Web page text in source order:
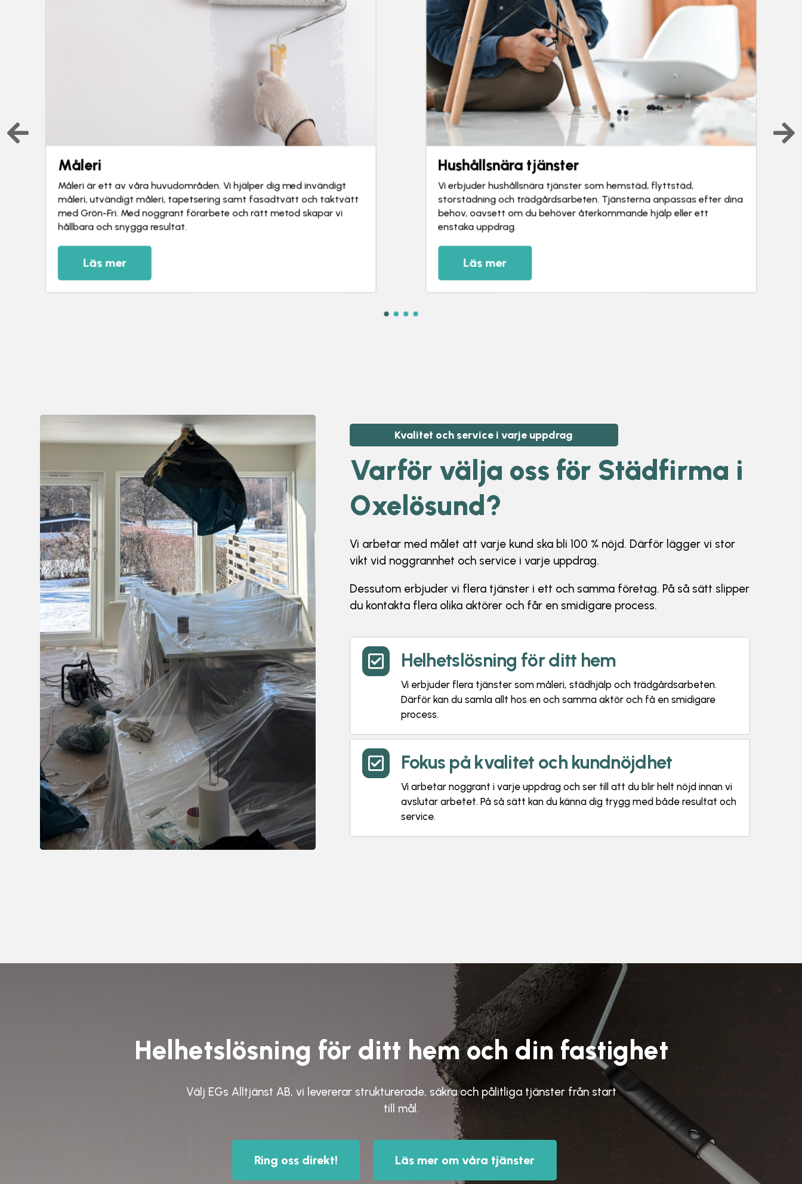
Hushållsnära tjänster
Vi erbjuder hushållsnära tjänster som hemstäd, flyttstäd,
storstädning och trädgårdsarbeten. Tjänsterna anpassas efter dina
behov, oavsett om du behöver återkommande hjälp eller ett
enstaka uppdrag.
Läs mer
Trädgårdsarbeten
Vi utför enklare trädgårdsarbeten och underhåll utomhus för dig
som vill hålla tomt och utemiljö i gott skick. Det kan kombineras med
städ, röjning eller andra tjänster vid behov.
Läs mer
Kvalitet och service i varje uppdrag
Varför välja oss för Städfirma i
Oxelösund?
Vi arbetar med målet att varje kund ska bli 100 % nöjd. Därför lägger vi stor
vikt vid noggrannhet och service i varje uppdrag.
Dessutom erbjuder vi flera tjänster i ett och samma företag. På så sätt slipper
du kontakta flera olika aktörer och får en smidigare process.
 Helhetslösning för ditt hem
Vi erbjuder flera tjänster som måleri, städhjälp och trädgårdsarbeten.
Därför kan du samla allt hos en och samma aktör och få en smidigare
process.
 Fokus på kvalitet och kundnöjdhet
Vi arbetar noggrant i varje uppdrag och ser till att du blir helt nöjd innan vi
avslutar arbetet. På så sätt kan du känna dig trygg med både resultat och
service.
Helhetslösning för ditt hem och din fastighet
Välj EGs Alltjänst AB, vi levererar strukturerade, säkra och pålitliga tjänster från start
till mål.
Ring oss direkt! Läs mer om våra tjänster